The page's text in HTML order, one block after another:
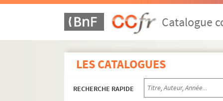
Catalogue
LES CATALOGUES
RECHERCHE RAPIDE